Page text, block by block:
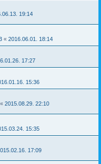
19:14
« 2016.06.01. 18:14
17:27
15:36
« 2015.08.29. 22:10
15:35
17:09